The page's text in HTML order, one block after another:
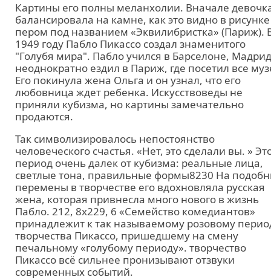
Картины его полны меланхолии. Вначале
балансировала на камне, как это видно в рисунке
пером под названием «Эквилибристка» (Париж).
1949 году Пабло Пикассо создал знаменитого
"Голубя мира". Пабло учился в Барселоне,
неоднократно ездил в Париж, где посетил все
Его покинула жена Ольга и он узнал, что его
любовница ждет ребенка. Искусствоведы не
приняли кубизма, но картины замечательно
продаются.
Так символизировалось непостоянство
человеческого счастья. «Нет, это сделали вы. »
период очень далек от кубизма: реальные лица,
светлые тона, правильные формы8230 На
перемены в творчестве его вдохновляла русская
жена, которая привнесла много нового в жизнь
Пабло. 212, 8x229, 6 «Семейство комедиантов»
принадлежит к так называемому розовому
творчества Пикассо, пришедшему на смену
печальному «голубому периоду». творчество
Пикассо всё сильнее пронизывают отзвуки
современных событий.